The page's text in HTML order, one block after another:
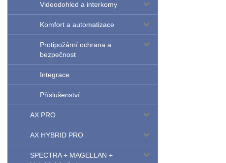
Videodohled a interkomy
Komfort a automatizace
Protipožární ochrana a
bezpečnost
Integrace
Příslušenství
AX PRO
AX HYBRID PRO
SPECTRA + MAGELLAN +